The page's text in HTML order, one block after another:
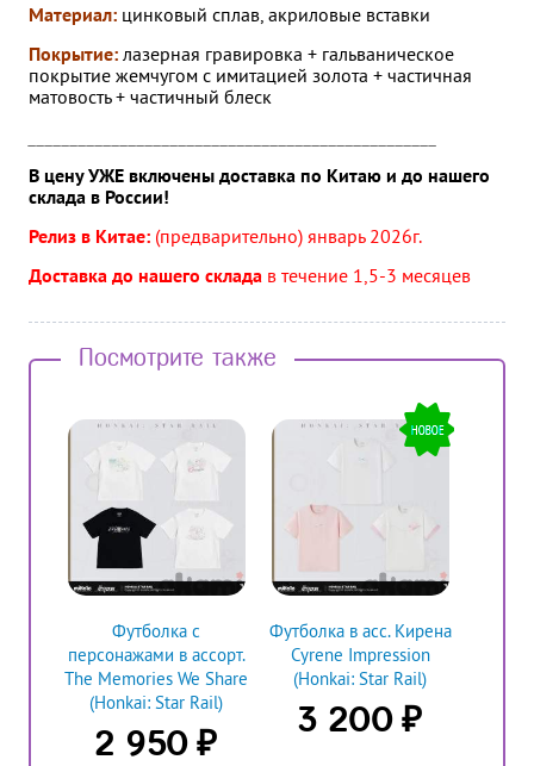
Материал: цинковый сплав акриловые вставки
Покрытие: лазерная гравировка + гальваническое
покрытие жемчугом с имитацией золота + частичная
матовость + частичный блеск
В цену УЖЕ включены доставка по Китаю и до нашего
склада в России!
Релиз в Китае: (предварительно) январь 2026г.
Доставка до нашего склада в течение 1,5-3 месяцев
Посмотрите также
Футболка c
персонажами в ассорт.
The Memories We Share
(Honkai: Star Rail)
2 950 ₽
Футболка в асс. Кирена
Cyrene Impression
(Honkai: Star Rail)
3 200 ₽